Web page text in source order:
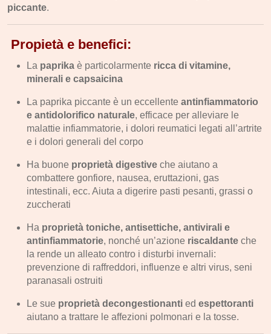
piccante.
Propietà e benefici:
La paprika è particolarmente ricca di vitamine,
minerali e capsaicina
La paprika piccante è un eccellente antinfiammatorio
e antidolorifico naturale, efficace per alleviare le
malattie infiammatorie, i dolori reumatici legati all’artrite
e i dolori generali del corpo
Ha buone proprietà digestive che aiutano a
combattere gonfiore, nausea, eruttazioni, gas
intestinali, ecc. Aiuta a digerire pasti pesanti, grassi o
zuccherati
Ha proprietà toniche, antisettiche, antivirali e
antinfiammatorie, nonché un’azione riscaldante che
la rende un alleato contro i disturbi invernali:
prevenzione di raffreddori, influenze e altri virus, seni
paranasali ostruiti
Le sue proprietà decongestionanti ed espettoranti
aiutano a trattare le affezioni polmonari e la tosse.